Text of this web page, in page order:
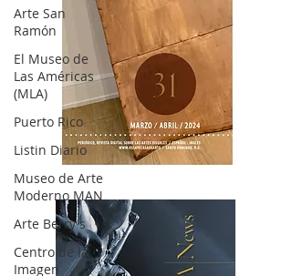
Arte San
Ramón
El Museo de
Las Américas
(MLA)
Puerto Rico
Listin Diario
Museo de Arte
Moderno MAN
Arte Berry's
Centro de la
Imagen
OCA|News 31 / Marzo-Abril / 2024